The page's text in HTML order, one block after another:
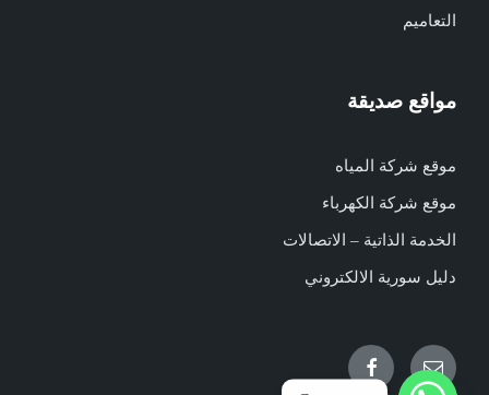
التعاميم
مواقع صديقة
موقع شركة المياه
موقع شركة الكهرباء
الخدمة الذاتية – الاتصالات
دليل سورية الالكتروني
Email
Facebook